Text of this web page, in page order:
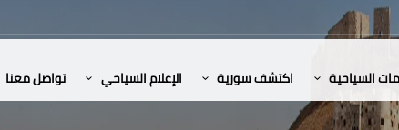
السياحية اكتشف سورية الإعلام السياحي تواصل معنا